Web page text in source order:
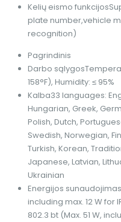
Kelių eismo funkcijos
plate number,vehicle
recognition)
Pagrindinis
Darbo sąlygos
158°F), Humidity: ≤ 95%
Kalba33 languages:
Hungarian, Greek,
Polish, Dutch,
Swedish, Norwegian,
Turkish, Korean,
Japanese, Latvian,
Ukrainian
Energijos
including max. 12 W for
802.3 bt (Max. 51 W,